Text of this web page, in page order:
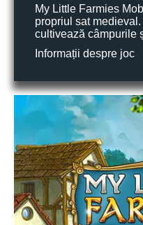
My Little Farmies
propriul sat
cultivează câmpurile
Informații despre joc